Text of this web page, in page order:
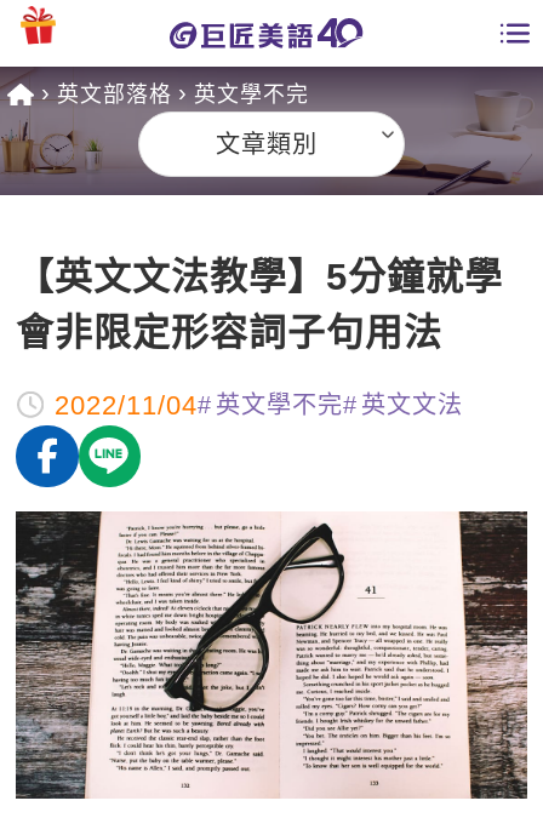
課程總覽
英文課程總表
英文會話
商用英文
英文檢定
TOEIC 多益課程
IELTS 雅思課程
GEPT 全民英檢課程
TOEFL 托福課程
能力養成
自然發音
英文聽力養成
開口溜英文
旅遊英文
基礎字彙
特色課程
主題課程
英語俱樂部
ECAM
Let's Talk
線上真人
日語
韓語
更多
一對一家教
全國分校
英文部落格
影音學英文
英文能力測驗
師資團隊
學習分享
學員故事
學員讚出來
活動花絮
校園贊助
企業服務
學員專區
Recruiting
英文部落格 英文學不完
文章類別
【英文文法教學】5分鐘就學
會非限定形容詞子句用法
2022/11/04 英文學不完 英文文法